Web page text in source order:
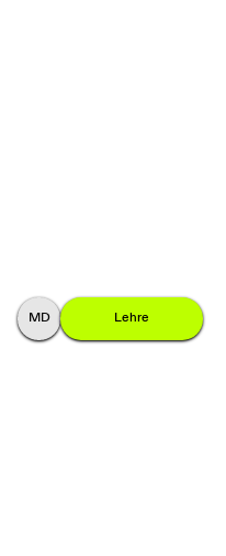
M onika
Dommann Lehre